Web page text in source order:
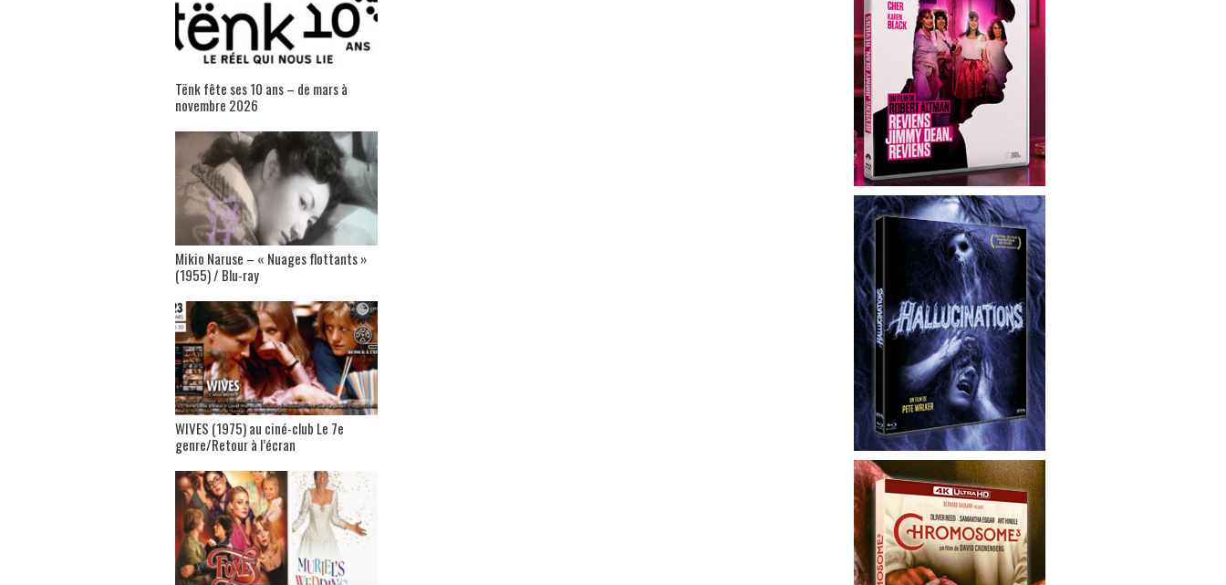
Tënk fête ses 10 ans – de mars à
novembre 2026
Mikio Naruse – « Nuages flottants »
(1955) / Blu-ray
WIVES (1975) au ciné-club Le 7e
genre/Retour à l’écran